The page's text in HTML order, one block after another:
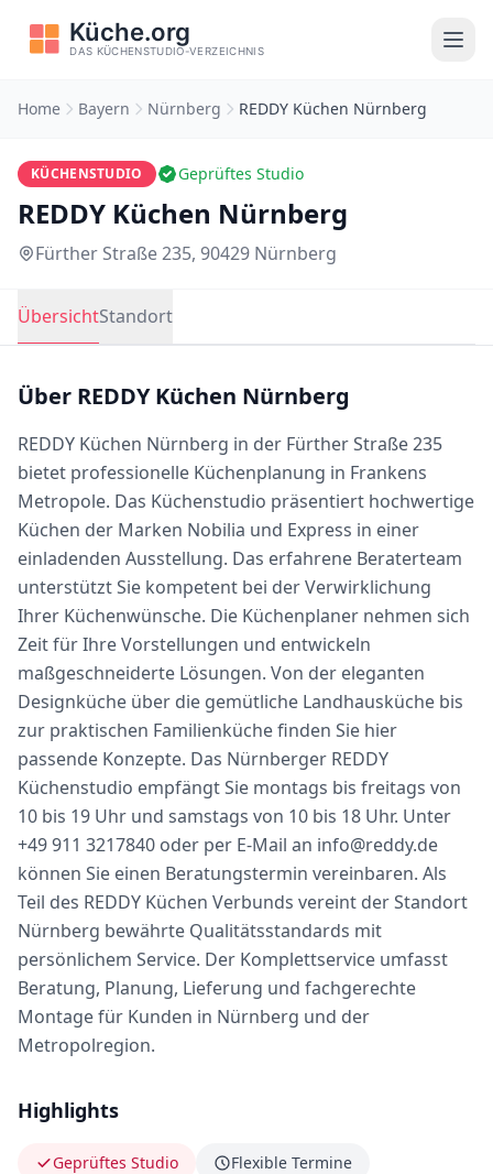
Home Bayern Nürnberg REDDY Küchen Nürnberg
KÜCHENSTUDIO Geprüftes Studio
REDDY Küchen Nürnberg
Fürther Straße 235, 90429 Nürnberg
ÜbersichtStandort
Über REDDY Küchen Nürnberg
REDDY Küchen Nürnberg in der Fürther Straße 235
bietet professionelle Küchenplanung in Frankens
Metropole. Das Küchenstudio präsentiert hochwertige
Küchen der Marken Nobilia und Express in einer
einladenden Ausstellung. Das erfahrene Beraterteam
unterstützt Sie kompetent bei der Verwirklichung
Ihrer Küchenwünsche. Die Küchenplaner nehmen sich
Zeit für Ihre Vorstellungen und entwickeln
maßgeschneiderte Lösungen. Von der eleganten
Designküche über die gemütliche Landhausküche bis
zur praktischen Familienküche finden Sie hier
passende Konzepte. Das Nürnberger REDDY
Küchenstudio empfängt Sie montags bis freitags von
10 bis 19 Uhr und samstags von 10 bis 18 Uhr. Unter
+49 911 3217840 oder per E-Mail an info@reddy.de
können Sie einen Beratungstermin vereinbaren. Als
Teil des REDDY Küchen Verbunds vereint der Standort
Nürnberg bewährte Qualitätsstandards mit
persönlichem Service. Der Komplettservice umfasst
Beratung, Planung, Lieferung und fachgerechte
Montage für Kunden in Nürnberg und der
Metropolregion.
Highlights
Geprüftes Studio
Flexible Termine